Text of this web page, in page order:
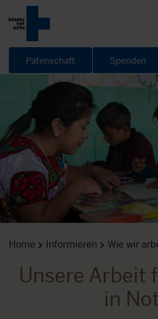
Patenschaft Spenden
Home Informieren Wie wir
Unsere Arbeit
in Not